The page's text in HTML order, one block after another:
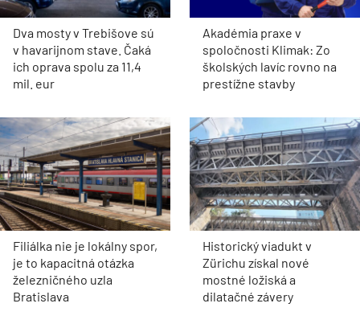
Dva mosty v Trebišove sú
v havarijnom stave. Čaká
ich oprava spolu za 11,4
mil. eur
Akadémia praxe v
spoločnosti Klimak: Zo
školských lavíc rovno na
prestížne stavby
Filiálka nie je lokálny spor,
je to kapacitná otázka
železničného uzla
Bratislava
Historický viadukt v
Zürichu získal nové
mostné ložiská a
dilatačné závery